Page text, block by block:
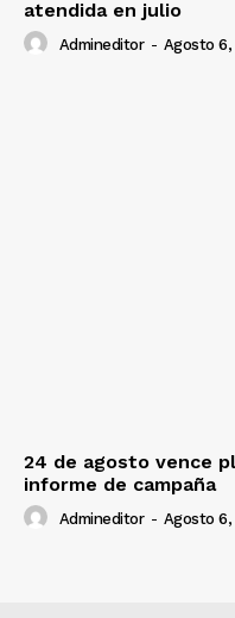
atendida en julio
Admineditor - Agosto 6,
24 de agosto vence
informe de campaña
Admineditor - Agosto 6,